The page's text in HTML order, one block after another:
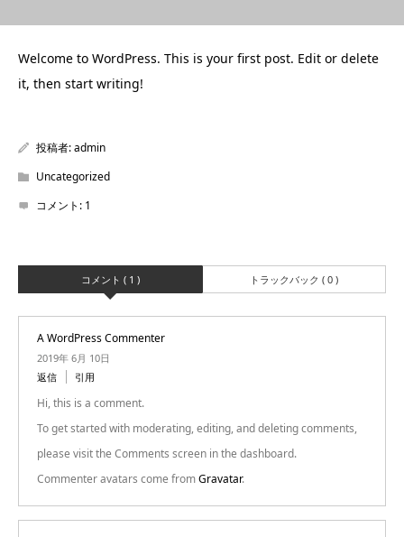
Welcome to WordPress. This is your first post. Edit or delete
it, then start writing!
投稿者:admin
Uncategorized
コメント: 1
コメント ( 1 ) トラックバック ( 0 )
A WordPress Commenter
2019年 6月 10日
返信
引用
Hi, this is a comment.
To get started with moderating, editing, and deleting comments,
please visit the Comments screen in the dashboard.
Commenter avatars come fromGravatar.